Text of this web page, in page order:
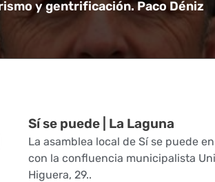
y gentrificación. Paco Déniz
Sí se puede | La Laguna
La asamblea local de Sí se puede
con la confluencia municipalista
Higuera, 29..